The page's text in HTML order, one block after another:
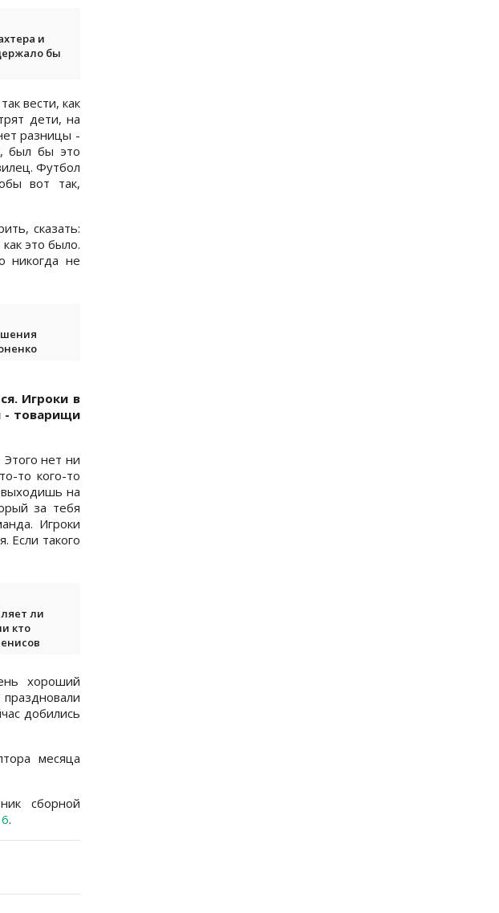
и
бы
вести, как
дети, на
разницы -
был бы это
Футбол
вот так,
сказать:
это было.
никогда не
Игроки в
- товарищи
нет ни
то кого-то
выходишь на
за тебя
Игроки
Если такого
ли
кто
хороший
добились
месяца
сборной
.